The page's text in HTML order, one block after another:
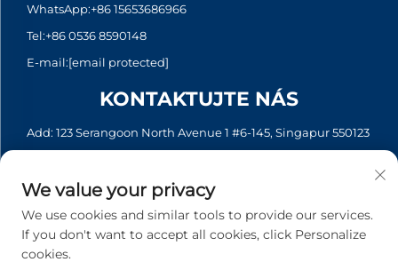
WhatsApp:+86 15653686966
Tel:+86 0536 8590148
E-mail:[email protected]
KONTAKTUJTE NÁS
Add: 123 Serangoon North Avenue 1 #6-145, Singapur 550123
Tel:+65 6935 2033
E-mail: [email protected]
We value your privacy
We use cookies and similar tools to provide our services.
If you don't want to accept all cookies, click Personalize
cookies.